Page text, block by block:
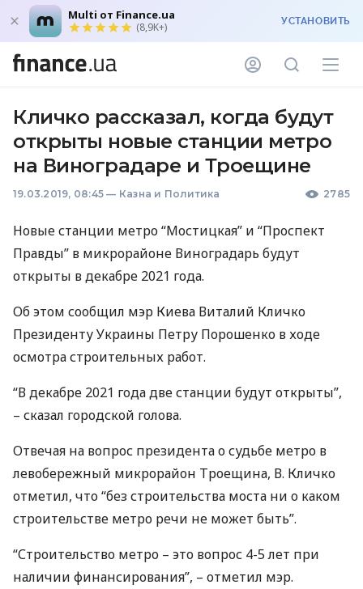
Multi от Finance.ua
(8,9K+) УСТАНОВИТЬ
Кличко рассказал, когда будут
открыты новые станции метро
на Виноградаре и Троещине
19.03.2019, 08:45 — Казна и Политика 2785
Новые станции метро “Мостицкая” и “Проспект
Правды” в микрорайоне Виноградарь будут
открыты в декабре 2021 года.
Об этом сообщил мэр Киева Виталий Кличко
Президенту Украины Петру Порошенко в ходе
осмотра строительных работ.
“В декабре 2021 года две станции будут открыты”,
– сказал городской голова.
Отвечая на вопрос президента о судьбе метро в
левобережный микрорайон Троещина, В. Кличко
отметил, что “без строительства моста ни о каком
строительстве метро речи не может быть”.
“Строительство метро – это вопрос 4-5 лет при
наличии финансирования”, – отметил мэр.